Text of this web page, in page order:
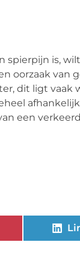
is,
oorzaak van
dit ligt vaak
een